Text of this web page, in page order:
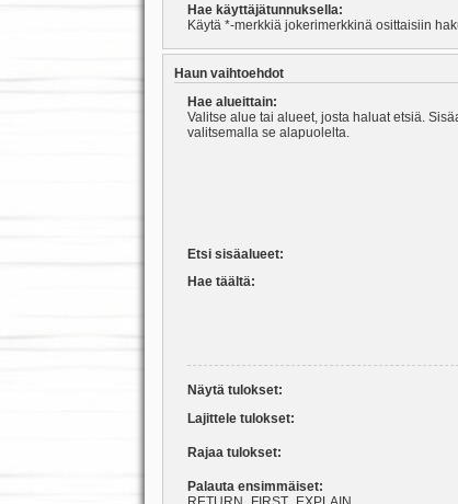
Hae käyttäjätunnuksella:
Käytä *-merkkiä jokerimerkkinä osittaisiin
Haun vaihtoehdot
Hae alueittain:
Valitse alue tai alueet, josta haluat etsiä.
valitsemalla se alapuolelta.
Etsi sisäalueet:
Hae täältä:
Näytä tulokset:
Lajittele tulokset:
Rajaa tulokset:
Palauta ensimmäiset: